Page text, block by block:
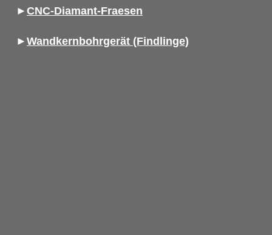
► CNC-Diamant-Fraesen
► Wandkernbohrgerät (Findlinge)